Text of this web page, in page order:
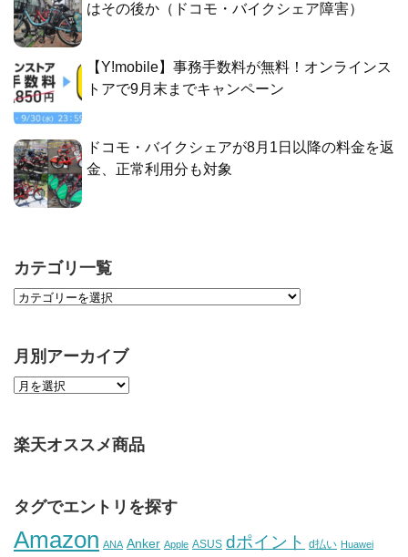
はその後か（ドコモ・バイクシェア障害）
【Y!mobile】事務手数料が無料！オンラインス
トアで9月末までキャンペーン
ドコモ・バイクシェアが8月1日以降の料金を返
金、正常利用分も対象
カテゴリ一覧
月別アーカイブ
楽天オススメ商品
タグでエントリを探す
Amazon ANA Anker Apple ASUS dポイント d払い Huawei